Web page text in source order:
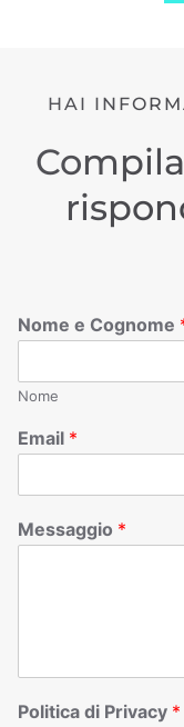
HAI
Nome e Cognome
Nome
Email *
Messaggio *
Politica di Privacy *